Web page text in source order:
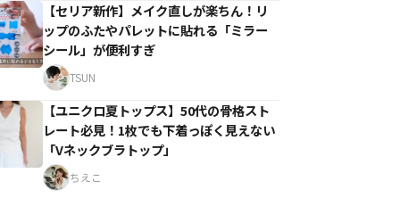
【セリア新作】メイク直しが楽ちん！リ
ップのふたやパレットに貼れる「ミラー
シール」が便利すぎ
TSUN
【ユニクロ夏トップス】50代の骨格スト
レート必見！1枚でも下着っぽく見えない
「Vネックブラトップ」
ちえこ